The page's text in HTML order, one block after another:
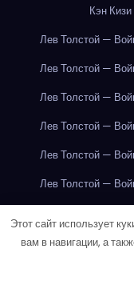
Кэн
Лев Толстой —
Лев Толстой —
Лев Толстой —
Лев Толстой —
Лев Толстой —
Лев Толстой —
Лев Толстой —
Лев Толстой —
Этот сайт использует
вам в навигации, а